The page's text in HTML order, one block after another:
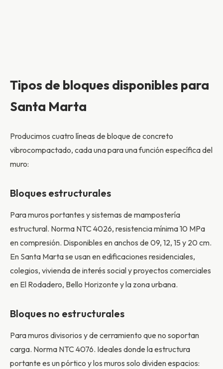
Tipos de bloques disponibles para
Santa Marta
Producimos cuatro líneas de bloque de concreto
vibrocompactado, cada una para una función específica del
muro:
Bloques estructurales
Para muros portantes y sistemas de mampostería
estructural. Norma NTC 4026, resistencia mínima 10 MPa
en compresión. Disponibles en anchos de 09, 12, 15 y 20 cm.
En Santa Marta se usan en edificaciones residenciales,
colegios, vivienda de interés social y proyectos comerciales
en El Rodadero, Bello Horizonte y la zona urbana.
Bloques no estructurales
Para muros divisorios y de cerramiento que no soportan
carga. Norma NTC 4076. Ideales donde la estructura
portante es un pórtico y los muros solo dividen espacios: